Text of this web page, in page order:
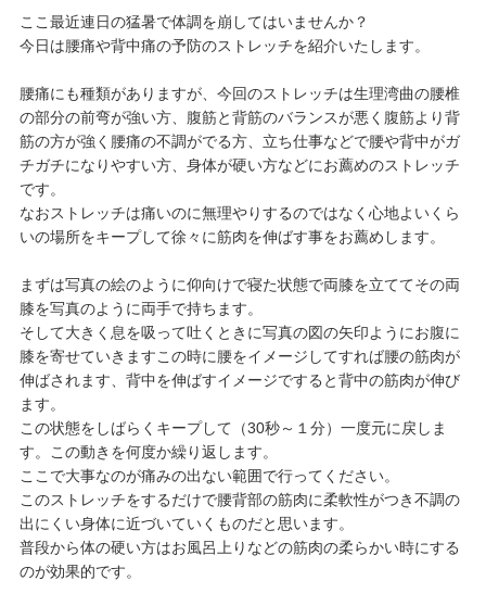
ここ最近連日の猛暑で体調を崩してはいませんか？
今日は腰痛や背中痛の予防のストレッチを紹介いたします。
腰痛にも種類がありますが、今回のストレッチは生理湾曲の腰椎
の部分の前弯が強い方、腹筋と背筋のバランスが悪く腹筋より背
筋の方が強く腰痛の不調がでる方、立ち仕事などで腰や背中がガ
チガチになりやすい方、身体が硬い方などにお薦めのストレッチ
です。
なおストレッチは痛いのに無理やりするのではなく心地よいくら
いの場所をキープして徐々に筋肉を伸ばす事をお薦めします。
まずは写真の絵のように仰向けで寝た状態で両膝を立ててその両
膝を写真のように両手で持ちます。
そして大きく息を吸って吐くときに写真の図の矢印ようにお腹に
膝を寄せていきますこの時に腰をイメージしてすれば腰の筋肉が
伸ばされます、背中を伸ばすイメージですると背中の筋肉が伸び
ます。
この状態をしばらくキープして（30秒～１分）一度元に戻しま
す。この動きを何度か繰り返します。
ここで大事なのが痛みの出ない範囲で行ってください。
このストレッチをするだけで腰背部の筋肉に柔軟性がつき不調の
出にくい身体に近づいていくものだと思います。
普段から体の硬い方はお風呂上りなどの筋肉の柔らかい時にする
のが効果的です。